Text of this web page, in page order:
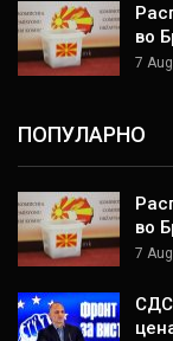
во
7
ПОПУЛАРНО
во
7